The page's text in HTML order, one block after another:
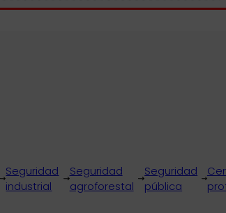
Seguridad
industrial
Seguridad
agroforestal
Seguridad
pública